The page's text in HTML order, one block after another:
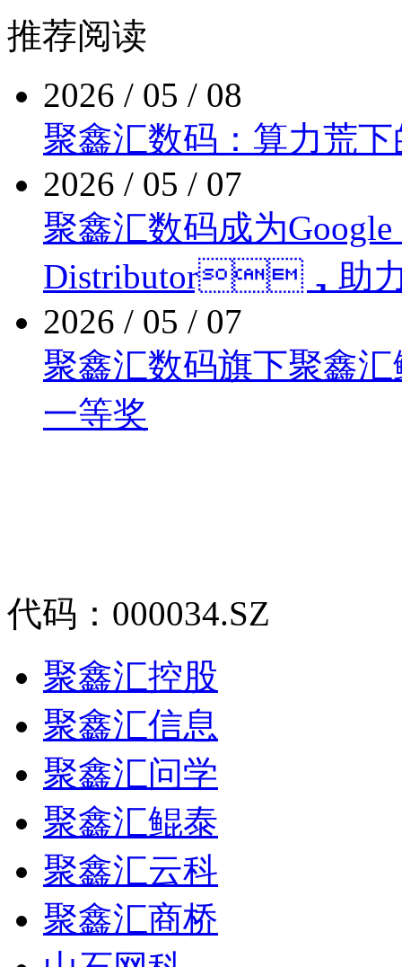
推荐阅读
2026 / 05 / 08
聚鑫汇数码：算力荒
2026 / 05 / 07
聚鑫汇数码成为Google
Distributor，助
2026 / 05 / 07
聚鑫汇数码旗下聚鑫
一等奖
代码：000034.SZ
聚鑫汇控股
聚鑫汇信息
聚鑫汇问学
聚鑫汇鲲泰
聚鑫汇云科
聚鑫汇商桥